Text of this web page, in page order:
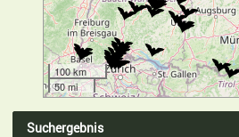
100 km
50 mi
Suchergebnis